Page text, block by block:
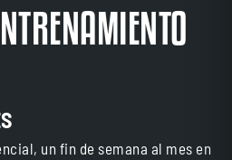
un fin de semana al mes en